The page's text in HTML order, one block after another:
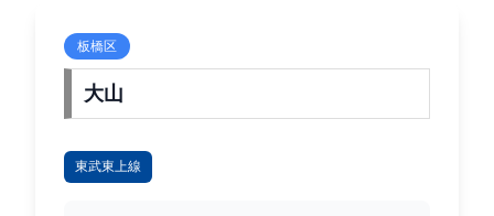
板橋区
大山
東武東上線